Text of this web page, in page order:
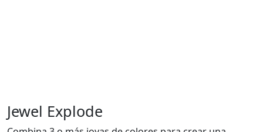
Jewel Explode